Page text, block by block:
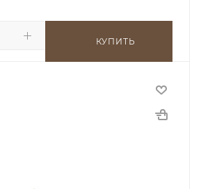
КУПИТЬ